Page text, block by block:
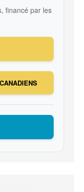
financé par les